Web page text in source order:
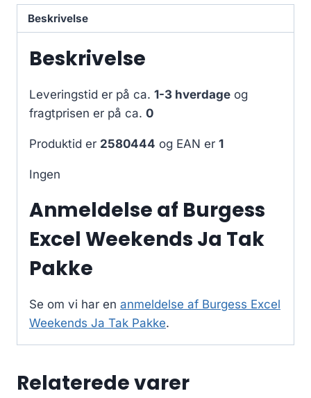
Beskrivelse
Beskrivelse
Leveringstid er på ca. 1-3 hverdage og
fragtprisen er på ca. 0
Produktid er 2580444 og EAN er 1
Ingen
Anmeldelse af Burgess
Excel Weekends Ja Tak
Pakke
Se om vi har en anmeldelse af Burgess Excel
Weekends Ja Tak Pakke.
Relaterede varer